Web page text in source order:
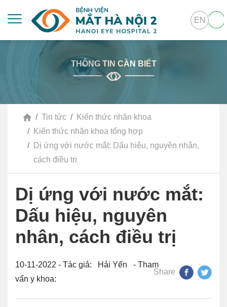
EN
THÔNG TIN CẦN BIẾT
Tin tức
Kiến thức nhãn khoa
Kiến thức nhãn khoa tổng hợp
Dị ứng với nước mắt: Dấu hiệu, nguyên nhân,
cách điều trị
Dị ứng với nước mắt:
Dấu hiệu, nguyên
nhân, cách điều trị
10-11-2022 - Tác giả: Hải Yến - Tham
vấn y khoa:
Share